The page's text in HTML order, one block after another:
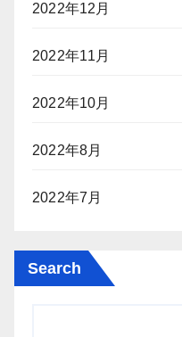
2022年12月
2022年11月
2022年10月
2022年8月
2022年7月
Search